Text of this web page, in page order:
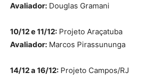
Avaliador: Douglas Gramani
10/12 e 11/12: Projeto Araçatuba
Avaliador: Marcos Pirassununga
14/12 a 16/12: Projeto Campos/RJ